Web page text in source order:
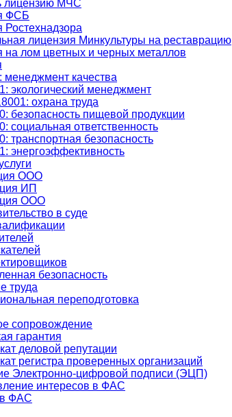
лицензию МЧС
ФСБ
Ростехнадзора
лицензия Минкультуры на реставрацию
на лом цветных и черных металлов
менеджмент качества
экологический менеджмент
охрана труда
безопасность пищевой продукции
социальная ответственность
транспортная безопасность
энергоэффективность
ООО
ИП
ООО
в суде
безопасность
труда
переподготовка
сопровождение
гарантия
деловой репутации
регистра проверенных организаций
Электронно-цифровой подписи (ЭЦП)
интересов в ФАС
ФАС